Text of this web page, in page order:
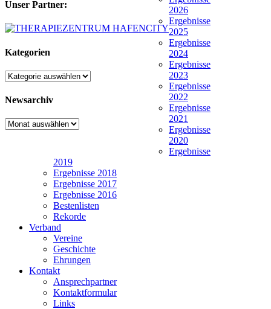
Unser Partner:
Kategorien
Kategorien
Newsarchiv
Newsarchiv
2026
Ergebnisse
2025
Ergebnisse
2024
Ergebnisse
2023
Ergebnisse
2022
Ergebnisse
2021
Ergebnisse
2020
Ergebnisse
2019
Ergebnisse 2018
Ergebnisse 2017
Ergebnisse 2016
Bestenlisten
Rekorde
Verband
Vereine
Geschichte
Ehrungen
Kontakt
Ansprechpartner
Kontaktformular
Links